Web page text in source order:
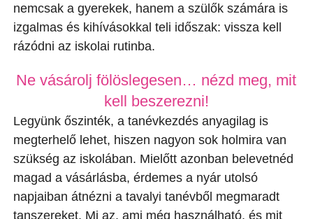
nemcsak a gyerekek, hanem a szülők számára is
izgalmas és kihívásokkal teli időszak: vissza kell
rázódni az iskolai rutinba.
Ne vásárolj fölöslegesen… nézd meg, mit
kell beszerezni!
Legyünk őszinték, a tanévkezdés anyagilag is
megterhelő lehet, hiszen nagyon sok holmira van
szükség az iskolában. Mielőtt azonban belevetnéd
magad a vásárlásba, érdemes a nyár utolsó
napjaiban átnézni a tavalyi tanévből megmaradt
tanszereket. Mi az, ami még használható, és mit